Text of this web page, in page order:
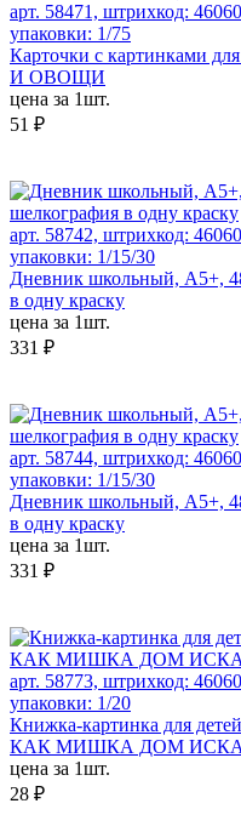
арт. 58471, штрихкод:
упаковки: 1/75
Карточки с картинками
И ОВОЩИ
цена за 1шт.
51 ₽
арт. 58742, штрихкод:
упаковки: 1/15/30
Дневник школьный, А5+,
в одну краску
цена за 1шт.
331 ₽
арт. 58744, штрихкод:
упаковки: 1/15/30
Дневник школьный, А5+,
в одну краску
цена за 1шт.
331 ₽
арт. 58773, штрихкод:
упаковки: 1/20
Книжка-картинка для
КАК МИШКА ДОМ
цена за 1шт.
28 ₽